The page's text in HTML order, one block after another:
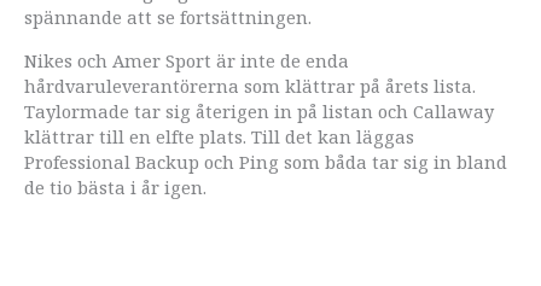
spännande att se fortsättningen.
Nikes och Amer Sport är inte de enda
hårdvaruleverantörerna som klättrar på årets lista.
Taylormade tar sig återigen in på listan och Callaway
klättrar till en elfte plats. Till det kan läggas
Professional Backup och Ping som båda tar sig in bland
de tio bästa i år igen.